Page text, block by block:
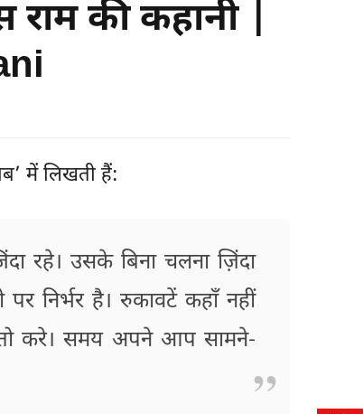
राम की कहानी |
में लिखती हैं:
रहे। उसके बिना चलना ज़िंदा
निर्भर है। रुकावटें कहाँ नहीं
करे। समय अपने आप सामने-